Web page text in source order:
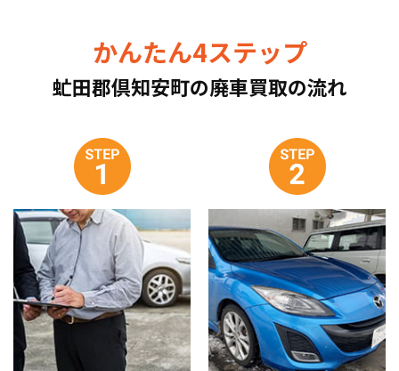
かんたん4ステップ
虻田郡倶知安町の廃車買取の流れ